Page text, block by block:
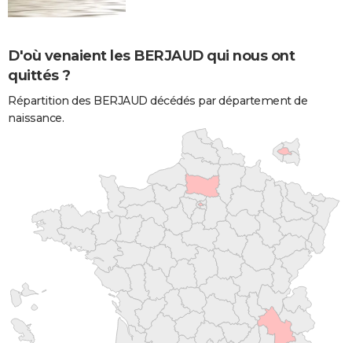
D'où venaient les BERJAUD qui nous ont
quittés ?
Répartition des BERJAUD décédés par département de
naissance.